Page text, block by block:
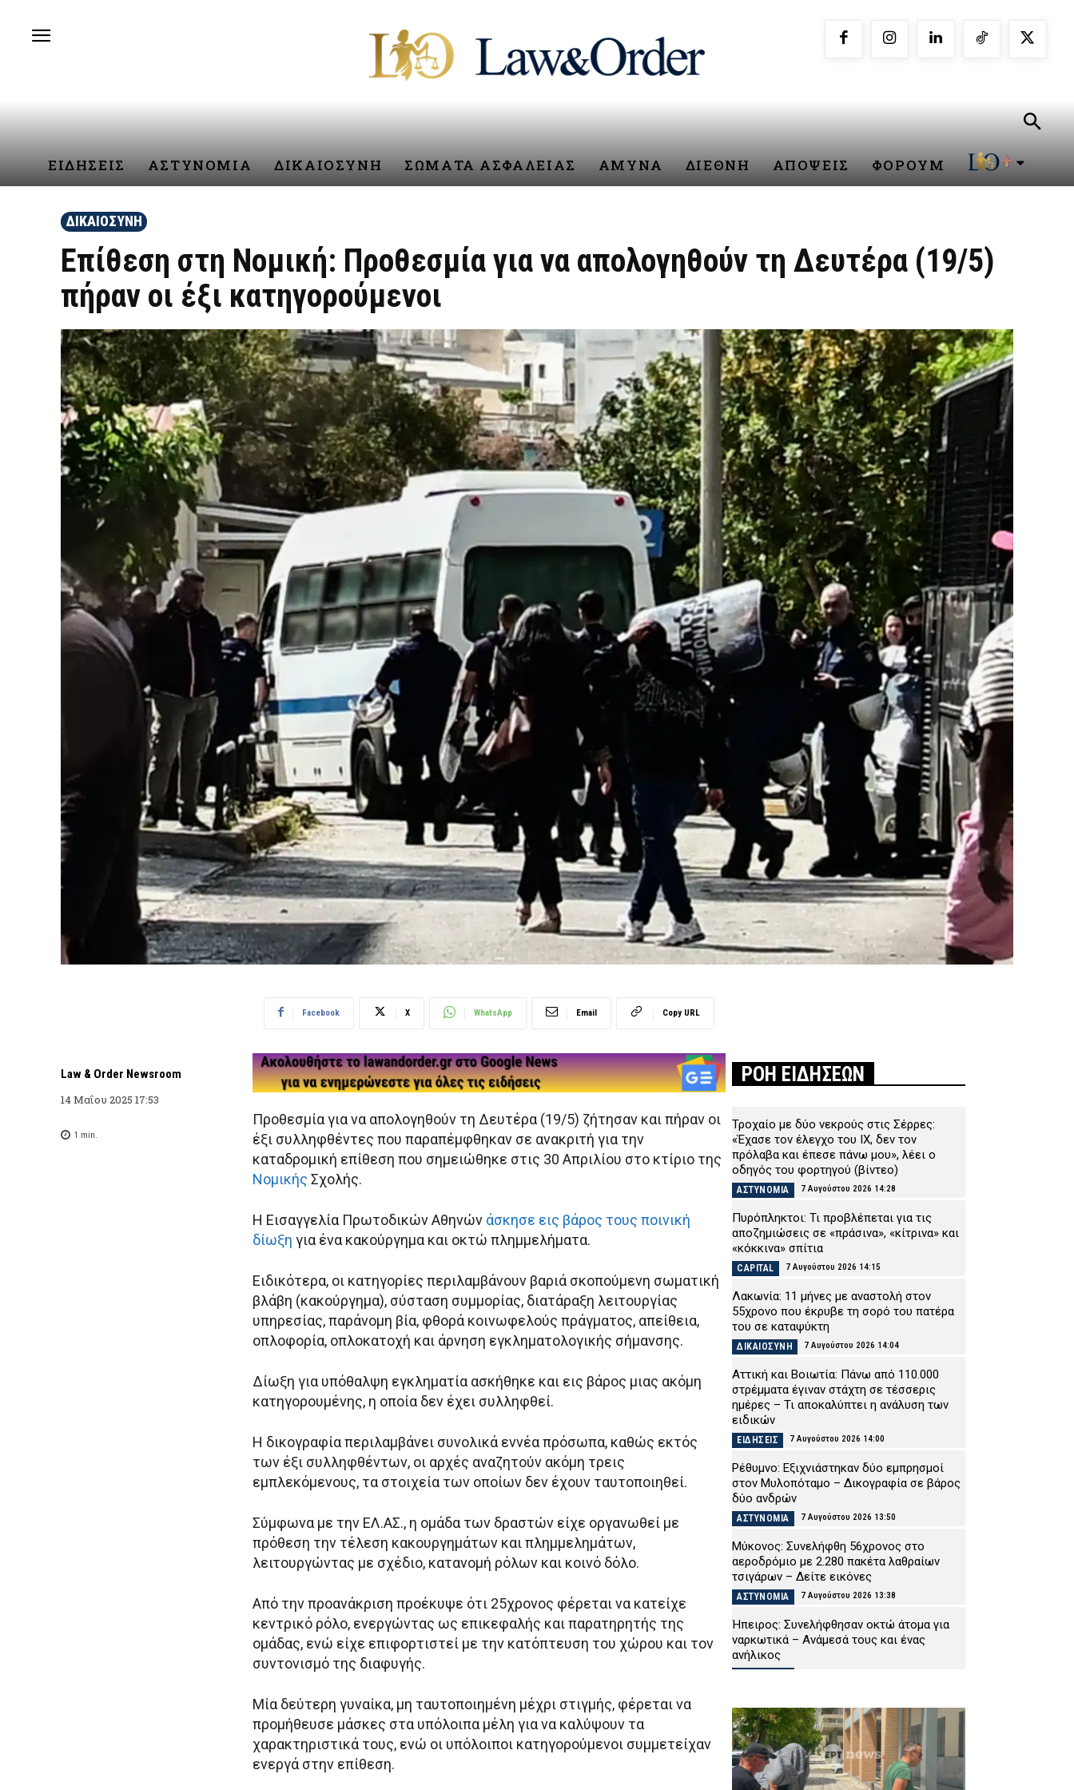
ΕΙΔΗΣΕΙΣ ΑΣΤΥΝΟΜΙΑ ΔΙΚΑΙΟΣΥΝΗ ΣΩΜΑΤΑ ΑΣΦΑΛΕΙΑΣ ΑΜΥΝΑ ΔΙΕΘΝΗ ΑΠΟΨΕΙΣ ΦΟΡΟΥΜ
ΔΙΚΑΙΟΣΥΝΗ
Επίθεση στη Νομική: Προθεσμία για να απολογηθούν τη Δευτέρα (19/5)
πήραν οι έξι κατηγορούμενοι
Law & Order Newsroom
14 Μαΐου 2025 17:53
1 min.
Facebook X WhatsApp Email Copy URL
Προθεσμία για να απολογηθούν τη Δευτέρα (19/5) ζήτησαν και πήραν οι
έξι συλληφθέντες που παραπέμφθηκαν σε ανακριτή για την
καταδρομική επίθεση που σημειώθηκε στις 30 Απριλίου στο κτίριο της
Νομικής Σχολής.
Η Εισαγγελία Πρωτοδικών Αθηνών άσκησε εις βάρος τους ποινική
δίωξη για ένα κακούργημα και οκτώ πλημμελήματα.
Ειδικότερα, οι κατηγορίες περιλαμβάνουν βαριά σκοπούμενη σωματική
βλάβη (κακούργημα), σύσταση συμμορίας, διατάραξη λειτουργίας
υπηρεσίας, παράνομη βία, φθορά κοινωφελούς πράγματος, απείθεια,
οπλοφορία, οπλοκατοχή και άρνηση εγκληματολογικής σήμανσης.
Δίωξη για υπόθαλψη εγκληματία ασκήθηκε και εις βάρος μιας ακόμη
κατηγορουμένης, η οποία δεν έχει συλληφθεί.
Η δικογραφία περιλαμβάνει συνολικά εννέα πρόσωπα, καθώς εκτός
των έξι συλληφθέντων, οι αρχές αναζητούν ακόμη τρεις
εμπλεκόμενους, τα στοιχεία των οποίων δεν έχουν ταυτοποιηθεί.
Σύμφωνα με την ΕΛ.ΑΣ., η ομάδα των δραστών είχε οργανωθεί με
πρόθεση την τέλεση κακουργημάτων και πλημμελημάτων,
λειτουργώντας με σχέδιο, κατανομή ρόλων και κοινό δόλο.
Από την προανάκριση προέκυψε ότι 25χρονος φέρεται να κατείχε
κεντρικό ρόλο, ενεργώντας ως επικεφαλής και παρατηρητής της
ομάδας, ενώ είχε επιφορτιστεί με την κατόπτευση του χώρου και τον
συντονισμό της διαφυγής.
Μία δεύτερη γυναίκα, μη ταυτοποιημένη μέχρι στιγμής, φέρεται να
προμήθευσε μάσκες στα υπόλοιπα μέλη για να καλύψουν τα
χαρακτηριστικά τους, ενώ οι υπόλοιποι κατηγορούμενοι συμμετείχαν
ενεργά στην επίθεση.
ΡΟΗ ΕΙΔΗΣΕΩΝ
Τροχαίο με δύο νεκρούς στις Σέρρες:
«Έχασε τον έλεγχο του ΙΧ, δεν τον
πρόλαβα και έπεσε πάνω μου», λέει ο
οδηγός του φορτηγού (βίντεο)
ΑΣΤΥΝΟΜΙΑ 7 Αυγούστου 2026 14:28
Πυρόπληκτοι: Τι προβλέπεται για τις
αποζημιώσεις σε «πράσινα», «κίτρινα» και
«κόκκινα» σπίτια
CAPITAL 7 Αυγούστου 2026 14:15
Λακωνία: 11 μήνες με αναστολή στον
55χρονο που έκρυβε τη σορό του πατέρα
του σε καταψύκτη
ΔΙΚΑΙΟΣΥΝΗ 7 Αυγούστου 2026 14:04
Αττική και Βοιωτία: Πάνω από 110.000
στρέμματα έγιναν στάχτη σε τέσσερις
ημέρες – Τι αποκαλύπτει η ανάλυση των
ειδικών
ΕΙΔΗΣΕΙΣ 7 Αυγούστου 2026 14:00
Ρέθυμνο: Εξιχνιάστηκαν δύο εμπρησμοί
στον Μυλοπόταμο – Δικογραφία σε βάρος
δύο ανδρών
ΑΣΤΥΝΟΜΙΑ 7 Αυγούστου 2026 13:50
Μύκονος: Συνελήφθη 56χρονος στο
αεροδρόμιο με 2.280 πακέτα λαθραίων
τσιγάρων – Δείτε εικόνες
ΑΣΤΥΝΟΜΙΑ 7 Αυγούστου 2026 13:38
Ήπειρος: Συνελήφθησαν οκτώ άτομα για
ναρκωτικά – Ανάμεσά τους και ένας
ανήλικος
κάνναβης σε φυτεία μέσα σε δύσβατη
δασική έκταση – Δείτε βίντεο
ΑΣΤΥΝΟΜΙΑ 7 Αυγούστου 2026 13:15
Αμφιλοχία: Αυτοκίνητο ανατράπηκε στην